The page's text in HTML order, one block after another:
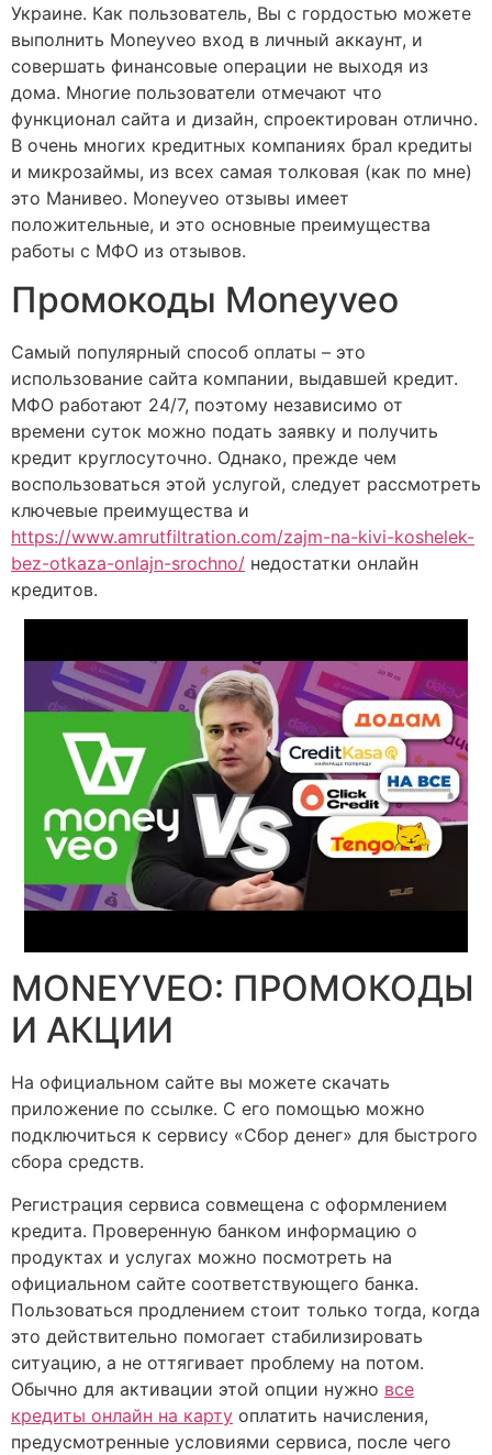
Украине. Как пользователь, Вы с гордостью можете
выполнить Moneyveo вход в личный аккаунт, и
совершать финансовые операции не выходя из
дома. Многие пользователи отмечают что
функционал сайта и дизайн, спроектирован отлично.
В очень многих кредитных компаниях брал кредиты
и микрозаймы, из всех самая толковая (как по мне)
это Манивео. Moneyveo отзывы имеет
положительные, и это основные преимущества
работы с МФО из отзывов.
Промокоды Moneyveo
Самый популярный способ оплаты – это
использование сайта компании, выдавшей кредит.
МФО работают 24/7, поэтому независимо от
времени суток можно подать заявку и получить
кредит круглосуточно. Однако, прежде чем
воспользоваться этой услугой, следует рассмотреть
ключевые преимущества и
https://www.amrutfiltration.com/zajm-na-kivi-koshelek-
bez-otkaza-onlajn-srochno/ недостатки онлайн
кредитов.
MONEYVEO: ПРОМОКОДЫ
И АКЦИИ
На официальном сайте вы можете скачать
приложение по ссылке. С его помощью можно
подключиться к сервису «Сбор денег» для быстрого
сбора средств.
Регистрация сервиса совмещена с оформлением
кредита. Проверенную банком информацию о
продуктах и услугах можно посмотреть на
официальном сайте соответствующего банка.
Пользоваться продлением стоит только тогда, когда
это действительно помогает стабилизировать
ситуацию, а не оттягивает проблему на потом.
Обычно для активации этой опции нужно все
кредиты онлайн на карту оплатить начисления,
предусмотренные условиями сервиса, после чего